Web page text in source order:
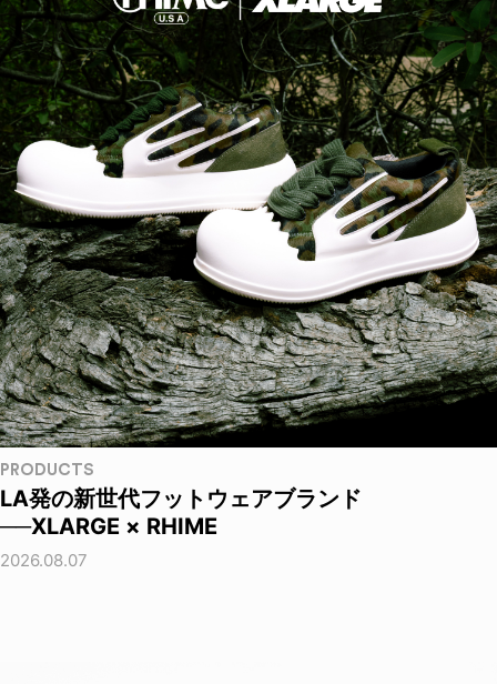
PRODUCTS
LA発の新世代フットウェアブランド
──XLARGE × RHIME
2026.08.07